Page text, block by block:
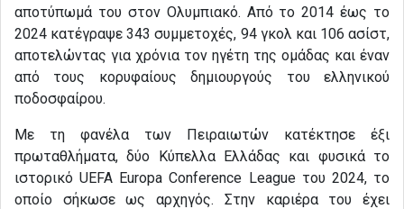
αποτύπωμά του στον Ολυμπιακό. Από το 2014 έως το
2024 κατέγραψε 343 συμμετοχές, 94 γκολ και 106 ασίστ,
αποτελώντας για χρόνια τον ηγέτη της ομάδας και έναν
από τους κορυφαίους δημιουργούς του ελληνικού
ποδοσφαίρου.
Με τη φανέλα των Πειραιωτών κατέκτησε έξι
πρωταθλήματα, δύο Κύπελλα Ελλάδας και φυσικά το
ιστορικό UEFA Europa Conference League του 2024, το
οποίο σήκωσε ως αρχηγός. Στην καριέρα του έχει